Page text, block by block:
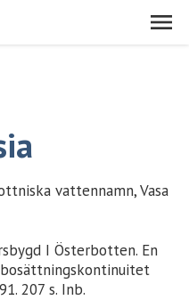
vattennamn, Vasa
I Österbotten. En
207 s. Inb.